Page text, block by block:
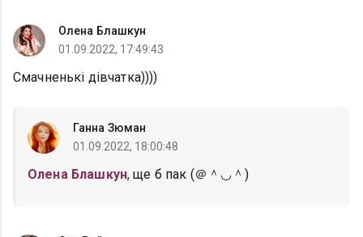
Олена Блашкун
01.09.2022, 17:49:43
Смачненькі дівчатка))))
Ганна Зюман
01.09.2022, 18:00:48
Олена Блашкун, ще б пак (＠＾◡＾)